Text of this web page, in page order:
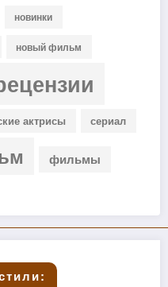
новинки
новый фильм
актрисы сериал
фильмы